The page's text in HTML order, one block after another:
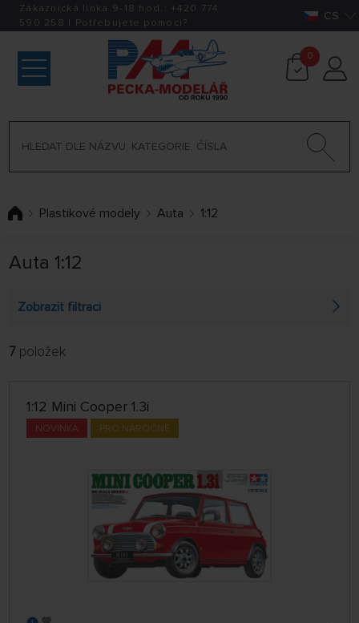
Zákaznická linka 9-18 hod.: +420 774
590 258 | Potřebujete pomoci? CS
0
Plastikové modely Auta 1:12
Auta 1:12
Zobrazit filtraci
POBOČKA
jen skladem
ŘADIT:
NEJNOVĚJŠÍ
32 NA STRÁNCE
7 položek
1:12 Mini Cooper 1.3i
NOVINKA PRO NÁROČNÉ